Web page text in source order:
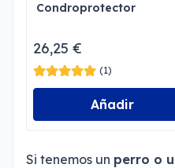
Condroprotector
26,25 €
(1)
Añadir
Si tenemos un perro o